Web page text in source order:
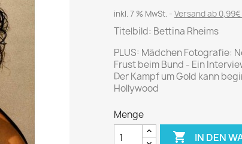
Gute Fahrt
Klassik Motorrad
MO Zeitschrift
Motor Klassik
Motorrad Classic
Oldtimer Markt
inkl. 7 % MwSt. Versand ab 0,99€
Titelbild: Bettina Rheims
PLUS: Mädchen Fotografie:
Frust beim Bund - Ein
Der Kampf um Gold kann
Hollywood
Menge
 IN DEN